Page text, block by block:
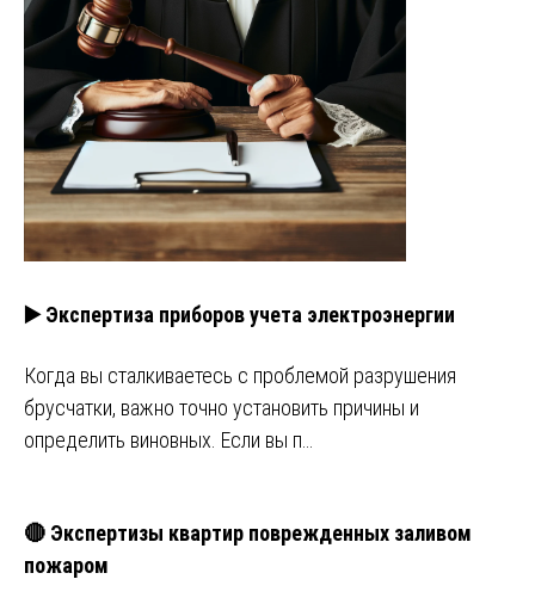
▶️ Экспертиза приборов учета электроэнергии
Когда вы сталкиваетесь с проблемой разрушения
брусчатки, важно точно установить причины и
определить виновных. Если вы п…
🔴 Экспертизы квартир поврежденных заливом
пожаром